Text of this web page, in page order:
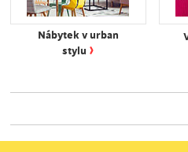
Nábytek v urban
stylu ›